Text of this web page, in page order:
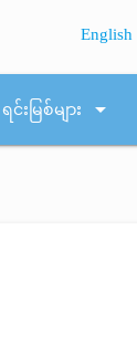
English
ရင်းမြစ်များ arrow_drop_down